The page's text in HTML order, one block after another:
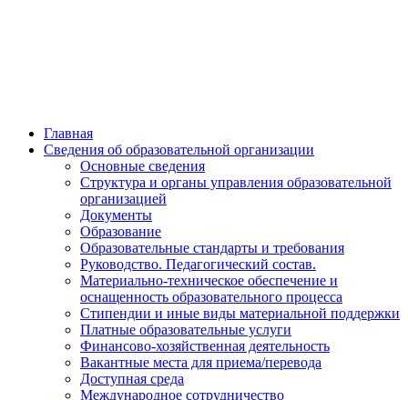
Главная
Сведения об образовательной организации
Основные сведения
Структура и органы управления образовательной
организацией
Документы
Образование
Образовательные стандарты и требования
Руководство. Педагогический состав.
Материально-техническое обеспечение и
оснащенность образовательного процесса
Стипендии и иные виды материальной поддержки
Платные образовательные услуги
Финансово-хозяйственная деятельность
Вакантные места для приема/перевода
Доступная среда
Международное сотрудничество